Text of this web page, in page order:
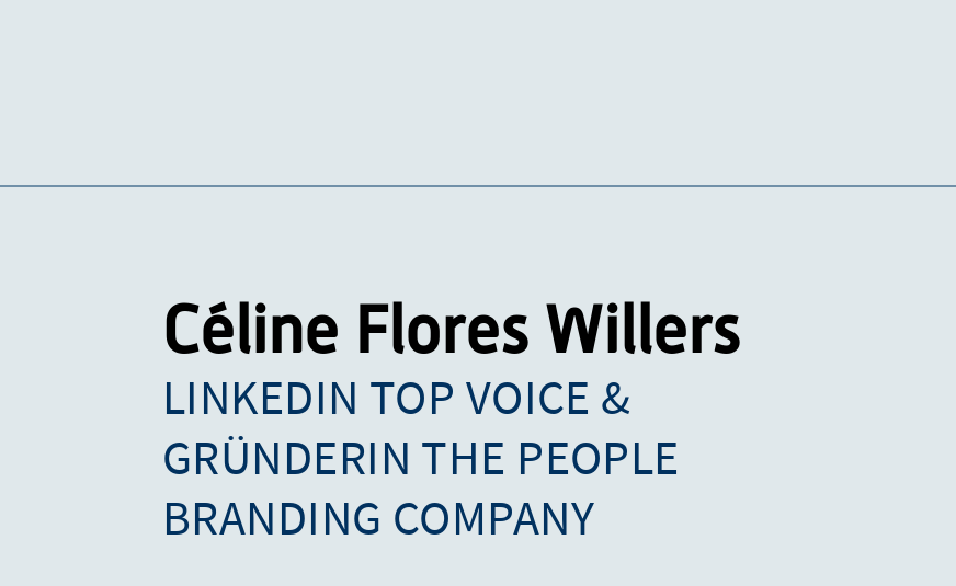
Céline Flores Willers
LINKEDIN TOP VOICE &
GRÜNDERIN THE PEOPLE
BRANDING COMPANY